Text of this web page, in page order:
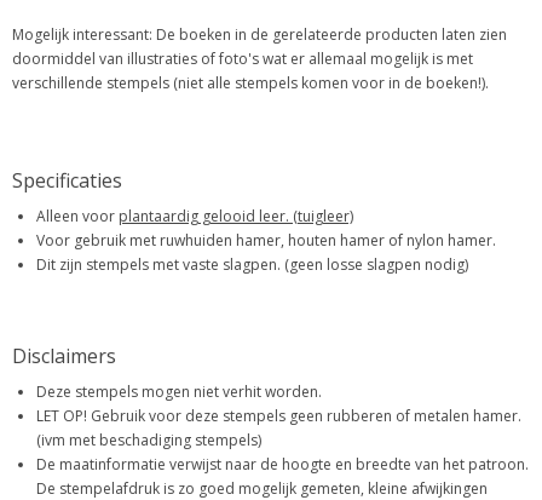
Mogelijk interessant: De boeken in de gerelateerde producten laten zien
doormiddel van illustraties of foto's wat er allemaal mogelijk is met
verschillende stempels (niet alle stempels komen voor in de boeken!).
Specificaties
Alleen voor plantaardig gelooid leer. (tuigleer)
Voor gebruik met ruwhuiden hamer, houten hamer of nylon hamer.
Dit zijn stempels met vaste slagpen. (geen losse slagpen nodig)
Disclaimers
Deze stempels mogen niet verhit worden.
LET OP! Gebruik voor deze stempels geen rubberen of metalen hamer.
(ivm met beschadiging stempels)
De maatinformatie verwijst naar de hoogte en breedte van het patroon.
De stempelafdruk is zo goed mogelijk gemeten, kleine afwijkingen